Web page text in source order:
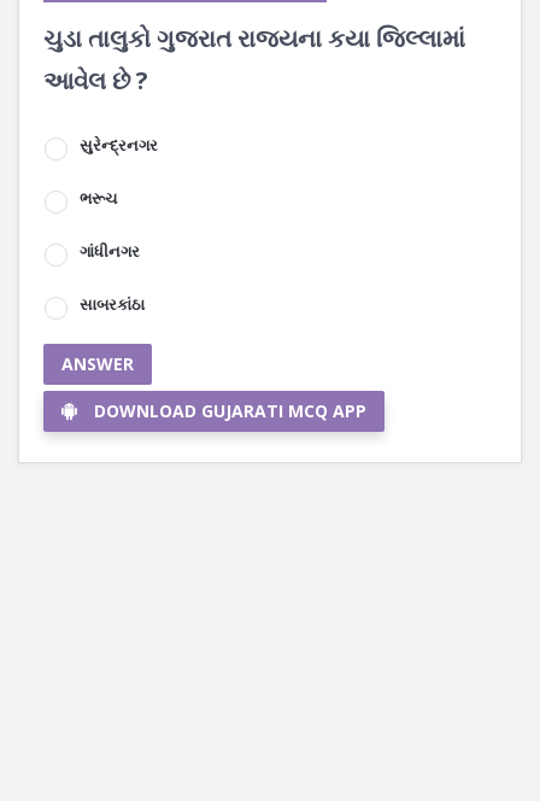
ચુડા તાલુકો ગુજરાત રાજ્યના કયા જિલ્લામાં
આવેલ છે ?
સુરેન્દ્રનગર
ભરૂચ
ગાંધીનગર
સાબરકાંઠા
ANSWER
DOWNLOAD GUJARATI MCQ APP